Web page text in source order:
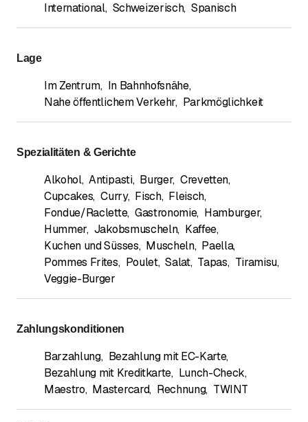
International, Schweizerisch, Spanisch
Lage
Im Zentrum, In Bahnhofsnähe,
Nahe öffentlichem Verkehr, Parkmöglichkeit
Spezialitäten & Gerichte
Alkohol, Antipasti, Burger, Crevetten,
Cupcakes, Curry, Fisch, Fleisch,
Fondue/Raclette, Gastronomie, Hamburger,
Hummer, Jakobsmuscheln, Kaffee,
Kuchen und Süsses, Muscheln, Paella,
Pommes Frites, Poulet, Salat, Tapas, Tiramisu,
Veggie-Burger
Zahlungskonditionen
Barzahlung, Bezahlung mit EC-Karte,
Bezahlung mit Kreditkarte, Lunch-Check,
Maestro, Mastercard, Rechnung, TWINT